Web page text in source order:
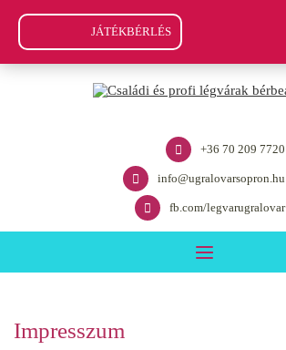
JÁTÉKBÉRLÉS
+36 70 209 7720
info@ugralovarsopron.hu
fb.com/legvarugralovar
Impresszum